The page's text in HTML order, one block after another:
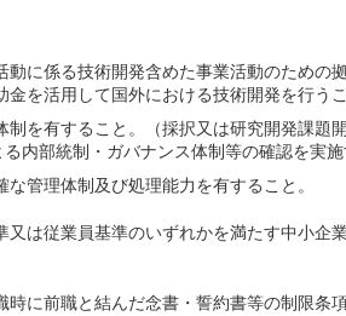
に係る技術開発含めた事業活動のための
を活用して国外における技術開発を行う
を有すること。（採択又は研究開発課題
内部統制・ガバナンス体制等の確認を実施
管理体制及び処理能力を有すること。
は従業員基準のいずれかを満たす中小企
に前職と結んだ念書・誓約書等の制限条